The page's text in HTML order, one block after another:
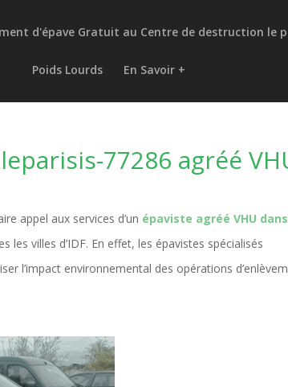
Poids Lourds En Savoir +
77286 agréé
appel aux services d’un épaviste agréé VHU
les villes d’IDF. En effet, les épavistes spécialisés
l’impact environnemental des opérations